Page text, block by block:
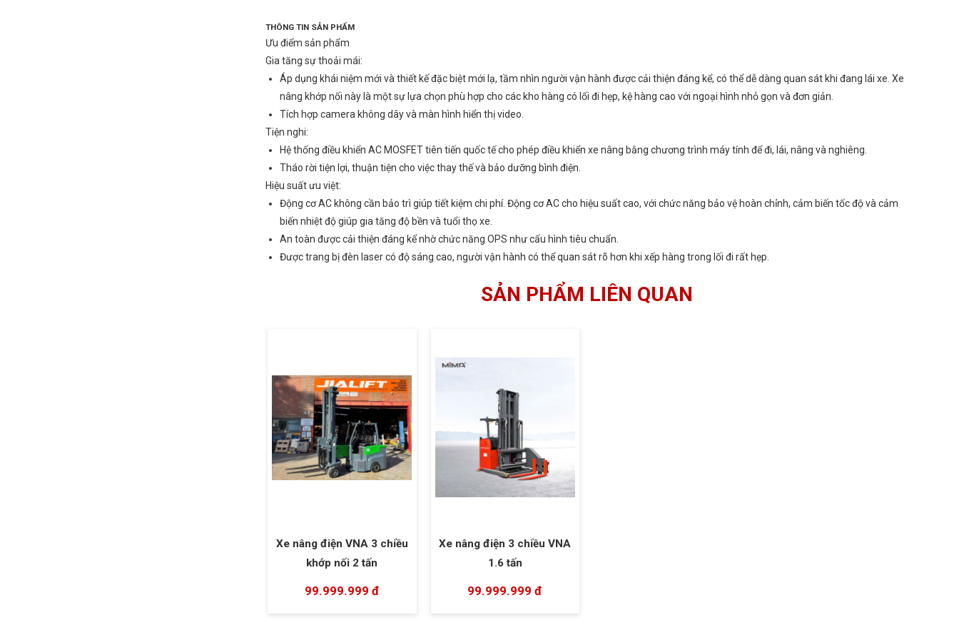
THÔNG TIN SẢN PHẨM
Ưu điểm sản phẩm
Gia tăng sự thoải mái:
Áp dụng khái niệm mới và thiết kế đặc biệt mới lạ, tầm nhìn người vận hành được cải thiện đáng kể, có thể dễ dàng quan sát khi đang lái xe. Xe
nâng khớp nối này là một sự lựa chọn phù hợp cho các kho hàng có lối đi hẹp, kệ hàng cao với ngoại hình nhỏ gọn và đơn giản.
Tích hợp camera không dây và màn hình hiển thị video.
Tiện nghi:
Hệ thống điều khiển AC MOSFET tiên tiến quốc tế cho phép điều khiển xe nâng bằng chương trình máy tính để đi, lái, nâng và nghiêng.
Tháo rời tiện lợi, thuận tiện cho việc thay thế và bảo dưỡng bình điện.
Hiệu suất ưu việt:
Động cơ AC không cần bảo trì giúp tiết kiệm chi phí. Động cơ AC cho hiệu suất cao, với chức năng bảo vệ hoàn chỉnh, cảm biến tốc độ và cảm
biến nhiệt độ giúp gia tăng độ bền và tuổi thọ xe.
An toàn được cải thiện đáng kể nhờ chức năng OPS như cấu hình tiêu chuẩn.
Được trang bị đèn laser có độ sáng cao, người vận hành có thể quan sát rõ hơn khi xếp hàng trong lối đi rất hẹp.
SẢN PHẨM LIÊN QUAN
Xe nâng điện VNA 3 chiều
khớp nối 2 tấn
99.999.999 đ
Xe nâng điện 3 chiều VNA
1.6 tấn
99.999.999 đ